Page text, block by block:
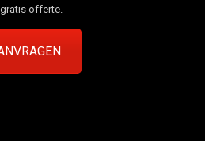
offerte.